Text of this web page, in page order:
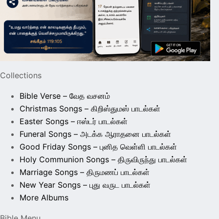
Collections
Bible Verse – வேத வசனம்
Christmas Songs – கிறிஸ்துமஸ் பாடல்கள்
Easter Songs – ஈஸ்டர் பாடல்கள்
Funeral Songs – அடக்க ஆராதனை பாடல்கள்
Good Friday Songs – புனித வெள்ளி பாடல்கள்
Holy Communion Songs – திருவிருந்து பாடல்கள்
Marriage Songs – திருமணப் பாடல்கள்
New Year Songs – புது வருட பாடல்கள்
More Albums